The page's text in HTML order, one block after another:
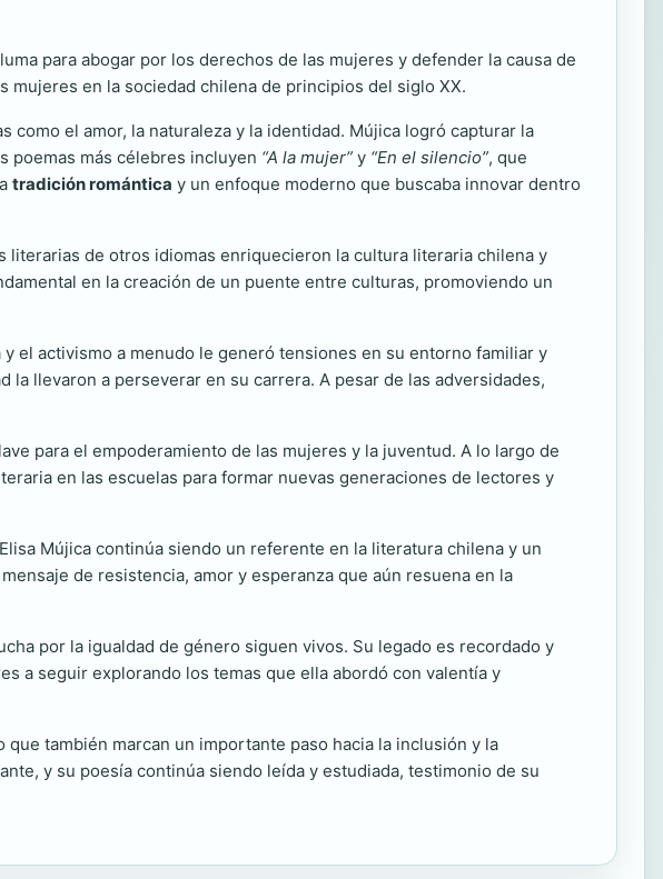
para abogar por los derechos de las mujeres y defender la causa de
mujeres en la sociedad chilena de principios del siglo XX.
como el amor, la naturaleza y la identidad. Mújica logró capturar la
poemas más célebres incluyen “A la mujer” y “En el silencio”, que
tradición romántica y un enfoque moderno que buscaba innovar dentro
literarias de otros idiomas enriquecieron la cultura literaria chilena y
en la creación de un puente entre culturas, promoviendo un
el activismo a menudo le generó tensiones en su entorno familiar y
llevaron a perseverar en su carrera. A pesar de las adversidades,
para el empoderamiento de las mujeres y la juventud. A lo largo de
en las escuelas para formar nuevas generaciones de lectores y
Mújica continúa siendo un referente en la literatura chilena y un
de resistencia, amor y esperanza que aún resuena en la
por la igualdad de género siguen vivos. Su legado es recordado y
a seguir explorando los temas que ella abordó con valentía y
también marcan un importante paso hacia la inclusión y la
y su poesía continúa siendo leída y estudiada, testimonio de su